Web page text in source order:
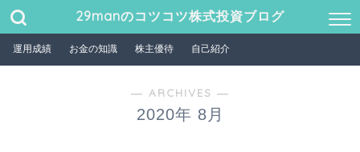
29manのコツコツ株式投資ブログ
運用成績 お金の知識 株主優待 自己紹介
― ARCHIVES ―
2020年 8月